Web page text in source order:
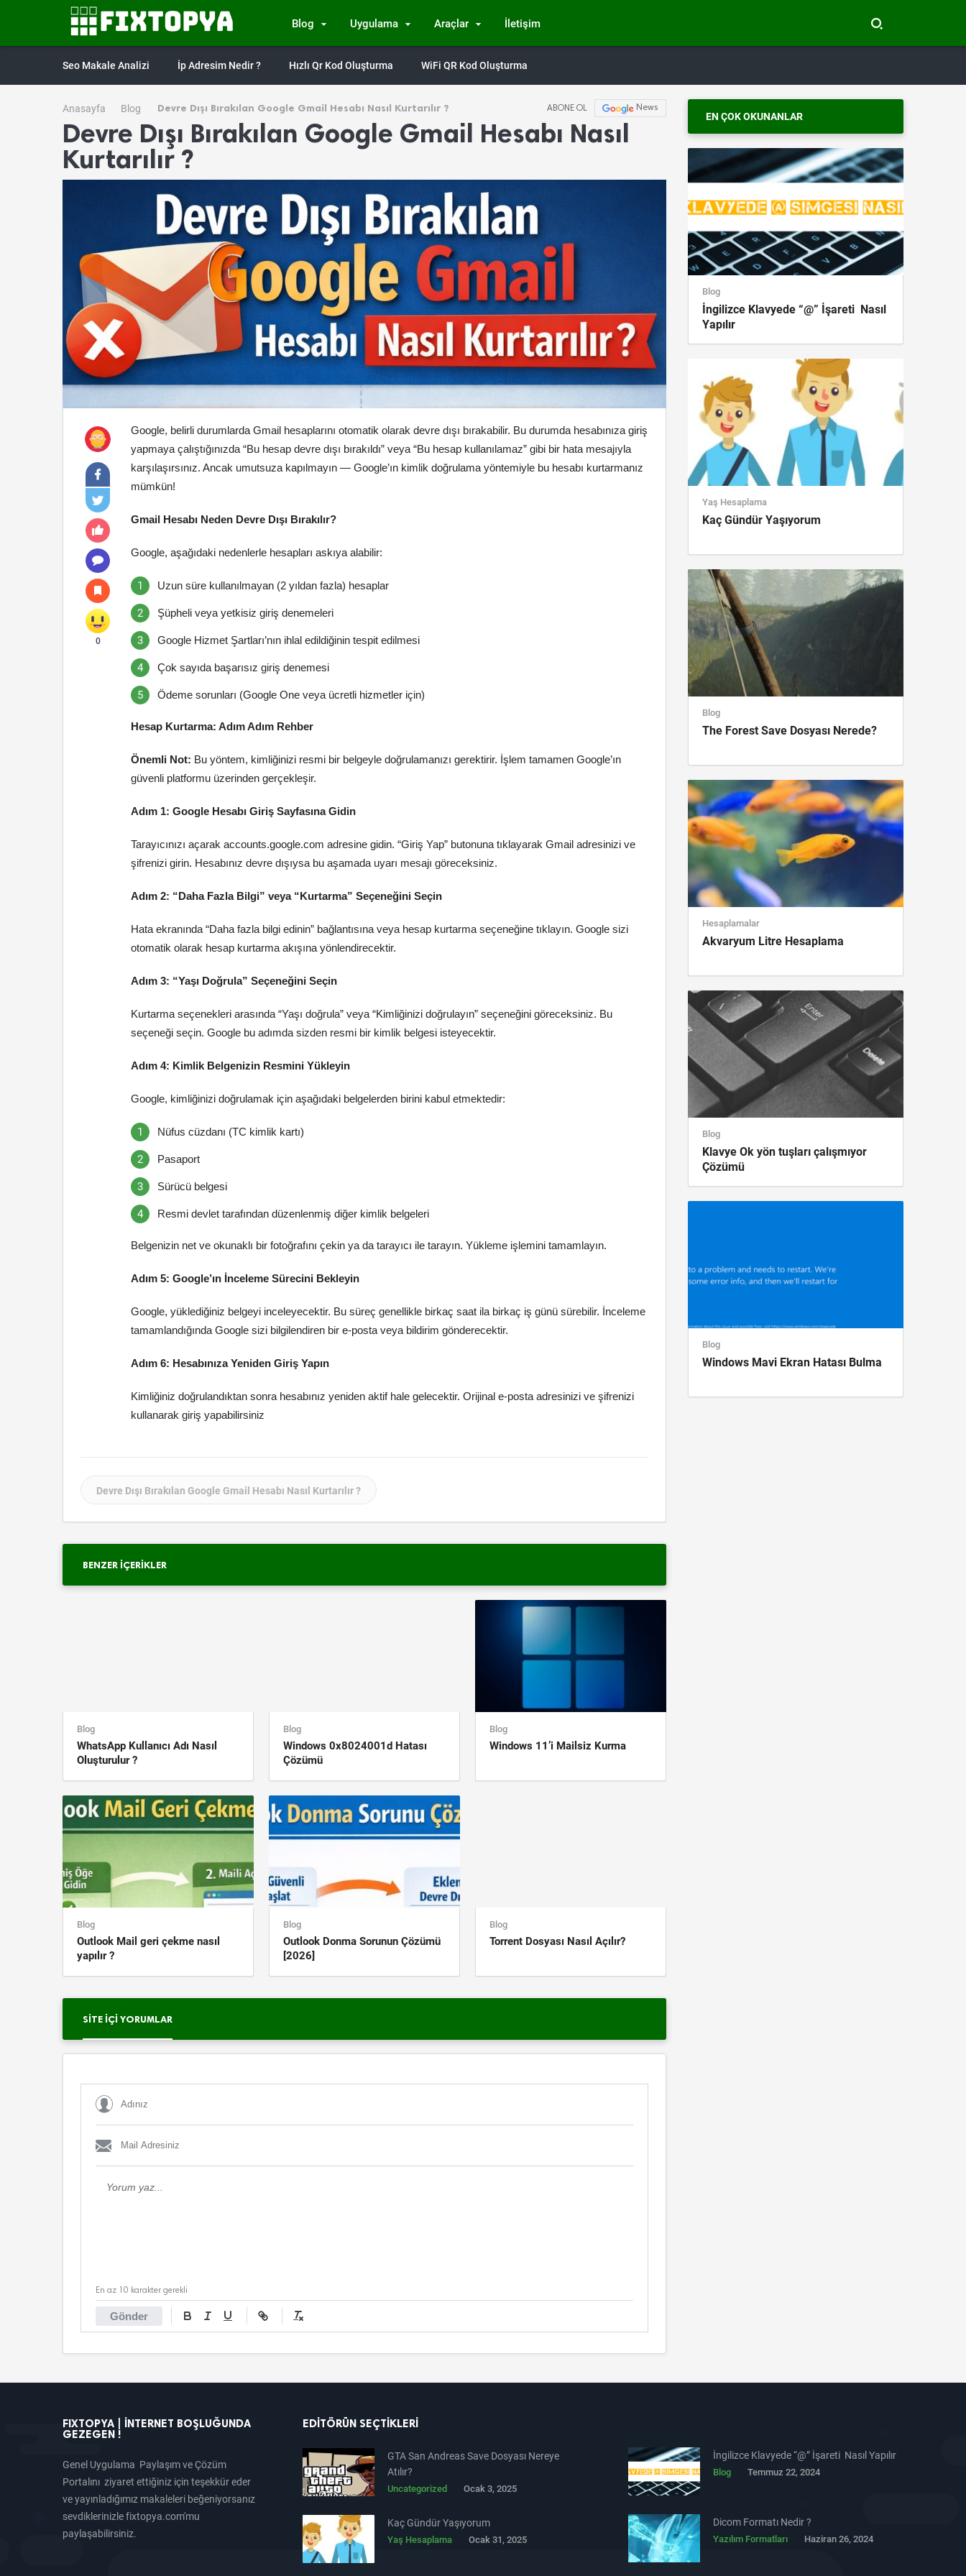
Blog Uygulama Araçlar İletişim
Seo Makale Analizi İp Adresim Nedir ? Hızlı Qr Kod Oluşturma WiFi QR Kod Oluşturma
Anasayfa Blog Devre Dışı Bırakılan Google Gmail Hesabı Nasıl Kurtarılır ? ABONE OL News
Devre Dışı Bırakılan Google Gmail Hesabı Nasıl
Kurtarılır ?
0
Google, belirli durumlarda Gmail hesaplarını otomatik olarak devre dışı bırakabilir. Bu durumda hesabınıza giriş
yapmaya çalıştığınızda “Bu hesap devre dışı bırakıldı” veya “Bu hesap kullanılamaz” gibi bir hata mesajıyla
karşılaşırsınız. Ancak umutsuza kapılmayın — Google’ın kimlik doğrulama yöntemiyle bu hesabı kurtarmanız
mümkün!
Gmail Hesabı Neden Devre Dışı Bırakılır?
Google, aşağıdaki nedenlerle hesapları askıya alabilir:
Uzun süre kullanılmayan (2 yıldan fazla) hesaplar
Şüpheli veya yetkisiz giriş denemeleri
Google Hizmet Şartları’nın ihlal edildiğinin tespit edilmesi
Çok sayıda başarısız giriş denemesi
Ödeme sorunları (Google One veya ücretli hizmetler için)
Hesap Kurtarma: Adım Adım Rehber
Önemli Not: Bu yöntem, kimliğinizi resmi bir belgeyle doğrulamanızı gerektirir. İşlem tamamen Google’ın
güvenli platformu üzerinden gerçekleşir.
Adım 1: Google Hesabı Giriş Sayfasına Gidin
Tarayıcınızı açarak accounts.google.com adresine gidin. “Giriş Yap” butonuna tıklayarak Gmail adresinizi ve
şifrenizi girin. Hesabınız devre dışıysa bu aşamada uyarı mesajı göreceksiniz.
Adım 2: “Daha Fazla Bilgi” veya “Kurtarma” Seçeneğini Seçin
Hata ekranında “Daha fazla bilgi edinin” bağlantısına veya hesap kurtarma seçeneğine tıklayın. Google sizi
otomatik olarak hesap kurtarma akışına yönlendirecektir.
Adım 3: “Yaşı Doğrula” Seçeneğini Seçin
Kurtarma seçenekleri arasında “Yaşı doğrula” veya “Kimliğinizi doğrulayın” seçeneğini göreceksiniz. Bu
seçeneği seçin. Google bu adımda sizden resmi bir kimlik belgesi isteyecektir.
Adım 4: Kimlik Belgenizin Resmini Yükleyin
Google, kimliğinizi doğrulamak için aşağıdaki belgelerden birini kabul etmektedir:
Nüfus cüzdanı (TC kimlik kartı)
Pasaport
Sürücü belgesi
Resmi devlet tarafından düzenlenmiş diğer kimlik belgeleri
Belgenizin net ve okunaklı bir fotoğrafını çekin ya da tarayıcı ile tarayın. Yükleme işlemini tamamlayın.
Adım 5: Google’ın İnceleme Sürecini Bekleyin
Google, yüklediğiniz belgeyi inceleyecektir. Bu süreç genellikle birkaç saat ila birkaç iş günü sürebilir. İnceleme
tamamlandığında Google sizi bilgilendiren bir e-posta veya bildirim gönderecektir.
Adım 6: Hesabınıza Yeniden Giriş Yapın
Kimliğiniz doğrulandıktan sonra hesabınız yeniden aktif hale gelecektir. Orijinal e-posta adresinizi ve şifrenizi
kullanarak giriş yapabilirsiniz
Devre Dışı Bırakılan Google Gmail Hesabı Nasıl Kurtarılır ?
BENZER İÇERIKLER
Blog
WhatsApp Kullanıcı Adı Nasıl
Oluşturulur ?
Blog
Windows 0x8024001d Hatası
Çözümü
Blog
Windows 11’i Mailsiz Kurma
Blog
Outlook Mail geri çekme nasıl
yapılır ?
Blog
Outlook Donma Sorunun Çözümü
[2026]
Blog
Torrent Dosyası Nasıl Açılır?
SITE İÇI YORUMLAR
Gönder
En az 10 karakter gerekli
EN ÇOK OKUNANLAR
Blog
İngilizce Klavyede “@” İşareti Nasıl
Yapılır
Yaş Hesaplama
Kaç Gündür Yaşıyorum
Blog
The Forest Save Dosyası Nerede?
Hesaplamalar
Akvaryum Litre Hesaplama
Blog
Klavye Ok yön tuşları çalışmıyor
Çözümü
Blog
Windows Mavi Ekran Hatası Bulma
FIXTOPYA | İNTERNET BOŞLUĞUNDA
GEZEGEN !
Genel Uygulama Paylaşım ve Çözüm
Portalını ziyaret ettiğiniz için teşekkür eder
ve yayınladığımız makaleleri beğeniyorsanız
sevdiklerinizle fixtopya.com'mu
paylaşabilirsiniz.
EDITÖRÜN SEÇTIKLERI
GTA San Andreas Save Dosyası Nereye
Atılır?
Uncategorized Ocak 3, 2025
İngilizce Klavyede “@” İşareti Nasıl Yapılır
Blog Temmuz 22, 2024
Kaç Gündür Yaşıyorum
Yaş Hesaplama Ocak 31, 2025
Dicom Formatı Nedir ?
Yazılım Formatları Haziran 26, 2024